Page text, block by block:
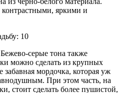
яркими и
серые тона также
можно сделать из крупных
забавная мордочка, которая уж
При этом часть, на
стоит сделать более пушистой,